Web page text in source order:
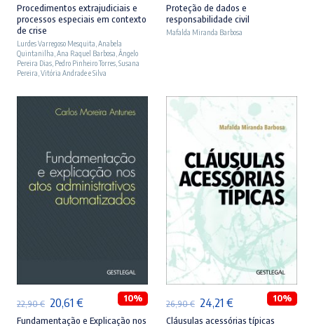
preço
original
era:
23,90 €.
preço
atual
é:
21,51 €.
Procedimentos extrajudiciais e
processos especiais em contexto
de crise
Lurdes Varregoso Mesquita Anabela
Quintanilha Ana Raquel Barbosa Ângelo
Pereira Dias Pedro Pinheiro Torres Susana
Pereira Vitória Andrade e Silva
preço
original
preço
atual
Proteção de dados e
responsabilidade civil
Mafalda Miranda Barbosa
22,90€ O
preço
20,61 €O
preço
10%
Fundamentação e Explicação nos
ADICIONAR
26,90€ O
preço
24,21 €O
preço
10%
Cláusulas acessórias típicas